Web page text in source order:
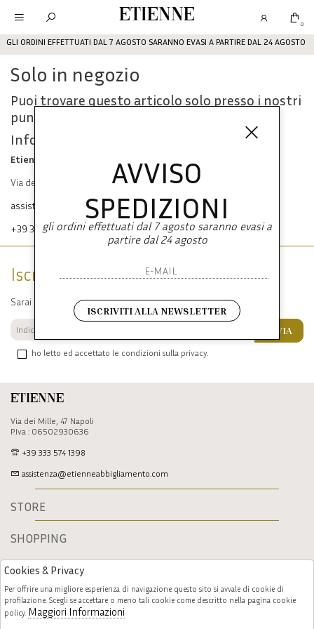
GLI ORDINI EFFETTUATI DAL 7 AGOSTO SARANNO EVASI A PARTIRE DAL 24 AGOSTO
Etienne 0
Solo in negozio
Puoi trovare questo articolo solo presso i nostri
punti vendita:
Info contatti
Etienne srl
Via dei Mille, 47 80121 Napoli
assistenza@etienneabbigliamento.com
+39 333 574 1398
Etienne
Via dei Mille, 47 Napoli
P.Iva : 06502930636
+39 333 574 1398
assistenza@etienneabbigliamento.com
STORE
SHOPPING
Iscriviti alla newsletter
Sarai sempre aggiornato su offerte e promozioni.
ho letto ed accettato le condizioni sulla privacy.
INVIA
AVVISO
SPEDIZIONI
gli ordini effettuati dal 7 agosto saranno evasi a
partire dal 24 agosto
ISCRIVITI ALLA NEWSLETTER
Cookies & Privacy
Per offrire una migliore esperienza di navigazione questo sito si avvale di cookie di
profilazione. Scegli se accettare o meno tali cookie come descritto nella pagina cookie
policy. Maggiori Informazioni